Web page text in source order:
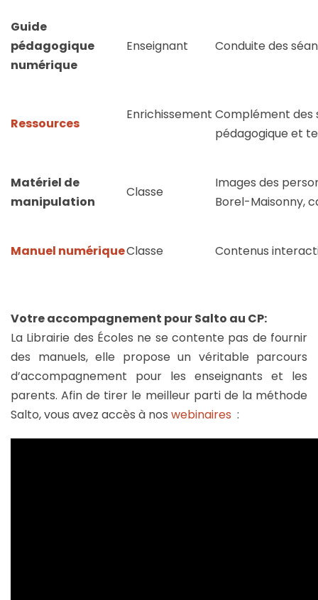
Guide
pédagogique
numérique
Enseignant Conduite des
Ressources
Enrichissement Complément des
pédagogique et
Matériel de
manipulation
Classe
Images des
Borel-Maisonny,
Manuel numériqueClasse Contenus
Votre accompagnement pour Salto au CP:
La Librairie des Écoles ne se contente pas de fournir
des manuels, elle propose un véritable parcours
d’accompagnement pour les enseignants et les
parents. Afin de tirer le meilleur parti de la méthode
Salto, vous avez accès à nos webinaires :